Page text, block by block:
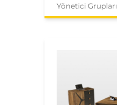
Yönetici Grupları